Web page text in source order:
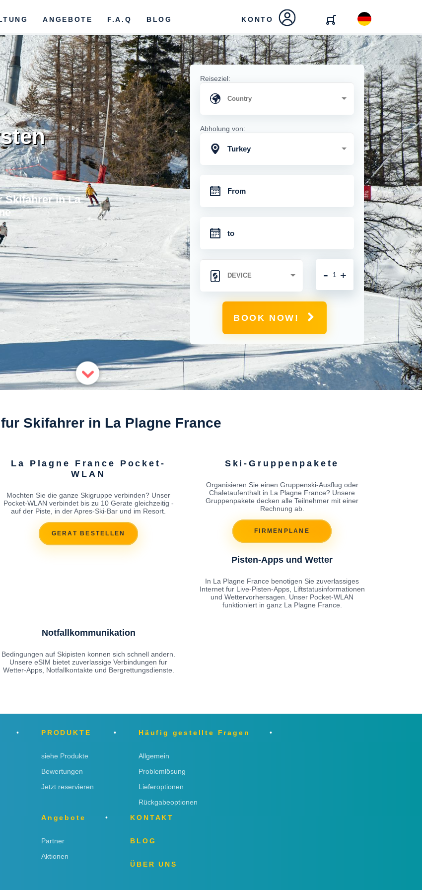
ANGEBOTE F.A.Q BLOG KONTO
Skifahrer in La
Reiseziel:
Abholung von:
Turkey
+
-
BOOK NOW!
Skifahrer in La Plagne France
La Plagne France Pocket-
WLAN
Mochten Sie die ganze Skigruppe verbinden? Unser
Pocket-WLAN verbindet bis zu 10 Gerate gleichzeitig -
auf der Piste, in der Apres-Ski-Bar und im Resort.
GERAT BESTELLEN
Ski-Gruppenpakete
Organisieren Sie einen Gruppenski-Ausflug oder
Chaletaufenthalt in La Plagne France? Unsere
Gruppenpakete decken alle Teilnehmer mit einer
Rechnung ab.
FIRMENPLANE
Pisten-Apps und Wetter
In La Plagne France benotigen Sie zuverlassiges
Internet fur Live-Pisten-Apps, Liftstatusinformationen
und Wettervorhersagen. Unser Pocket-WLAN
funktioniert in ganz La Plagne France.
Notfallkommunikation
Bedingungen auf Skipisten konnen sich schnell andern.
Unsere eSIM bietet zuverlassige Verbindungen fur
Wetter-Apps, Notfallkontakte und Bergrettungsdienste.
PRODUKTE
siehe Produkte
Bewertungen
Jetzt reservieren
Häufig gestellte Fragen
Allgemein
Problemlösung
Lieferoptionen
Rückgabeoptionen
Angebote
Partner
Aktionen
KONTAKT
BLOG
ÜBER UNS